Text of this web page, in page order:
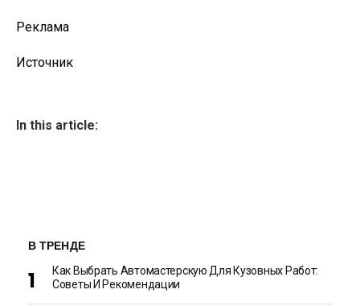
Реклама
Источник
In this article:
В ТРЕНДЕ
Как Выбрать Автомастерскую Для Кузовных Работ:
Советы И Рекомендации